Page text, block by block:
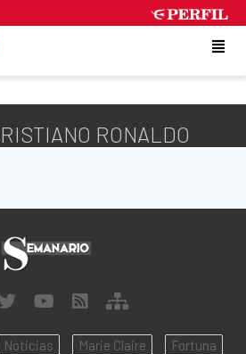
RONALDO
Noticias Marie Claire
Fortuna